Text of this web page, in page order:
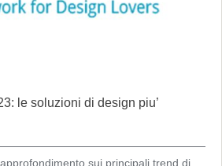
le soluzioni di design piu’
sui principali trend di